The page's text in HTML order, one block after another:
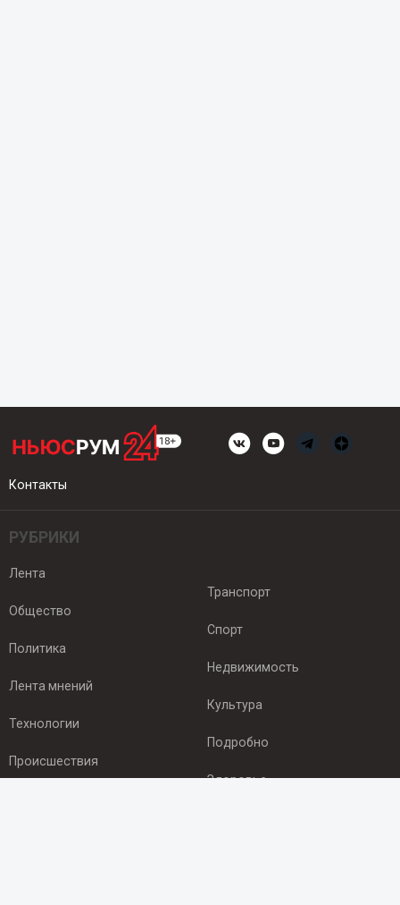
Контакты
РУБРИКИ
Лента
Общество
Политика
Лента мнений
Технологии
Происшествия
Транспорт
Спорт
Недвижимость
Культура
Подробно
Здоровье